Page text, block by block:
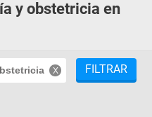
y obstetricia en
FILTRAR